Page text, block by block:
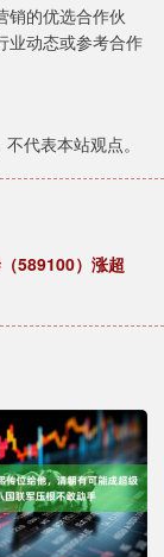
销的优选合作伙
业动态或参考合作
代表本站观点。
589100）涨超